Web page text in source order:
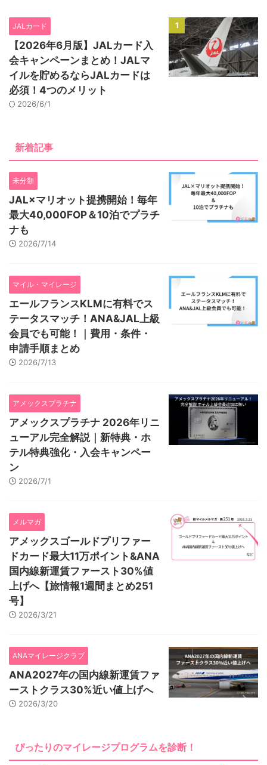
1
JALカード
【2026年6月版】JALカード入
会キャンペーンまとめ！JALマ
イルを貯めるならJALカードは
必須！4つのメリット
2026/6/1
新着記事
未分類
JAL×マリオット提携開始！毎年
最大40,000FOP＆10泊でプラチ
ナも
2026/7/14
マイル・マイレージ
エールフランスKLMに有料でス
テータスマッチ！ANA&JAL上級
会員でも可能！｜費用・条件・
申請手順まとめ
2026/7/13
アメックスプラチナ
アメックスプラチナ 2026年リニ
ューアル完全解説｜新特典・ホ
テル特典強化・入会キャンペー
ン
2026/7/1
メルマガ
アメックスゴールドプリファー
ドカード最大11万ポイント&ANA
国内線新運賃ファースト30%値
上げへ【旅情報1週間まとめ251
号】
2026/3/21
ANAマイレージクラブ
ANA2027年の国内線新運賃ファ
ーストクラス30%近い値上げへ
2026/3/20
ぴったりのマイレージプログラムを診断！